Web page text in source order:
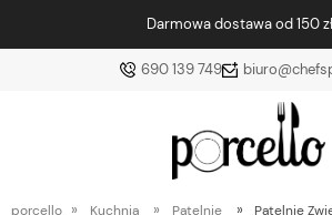
Darmowa dostawa od 150
690 139 749
porcello » Kuchnia » Patelnie » Patelnie